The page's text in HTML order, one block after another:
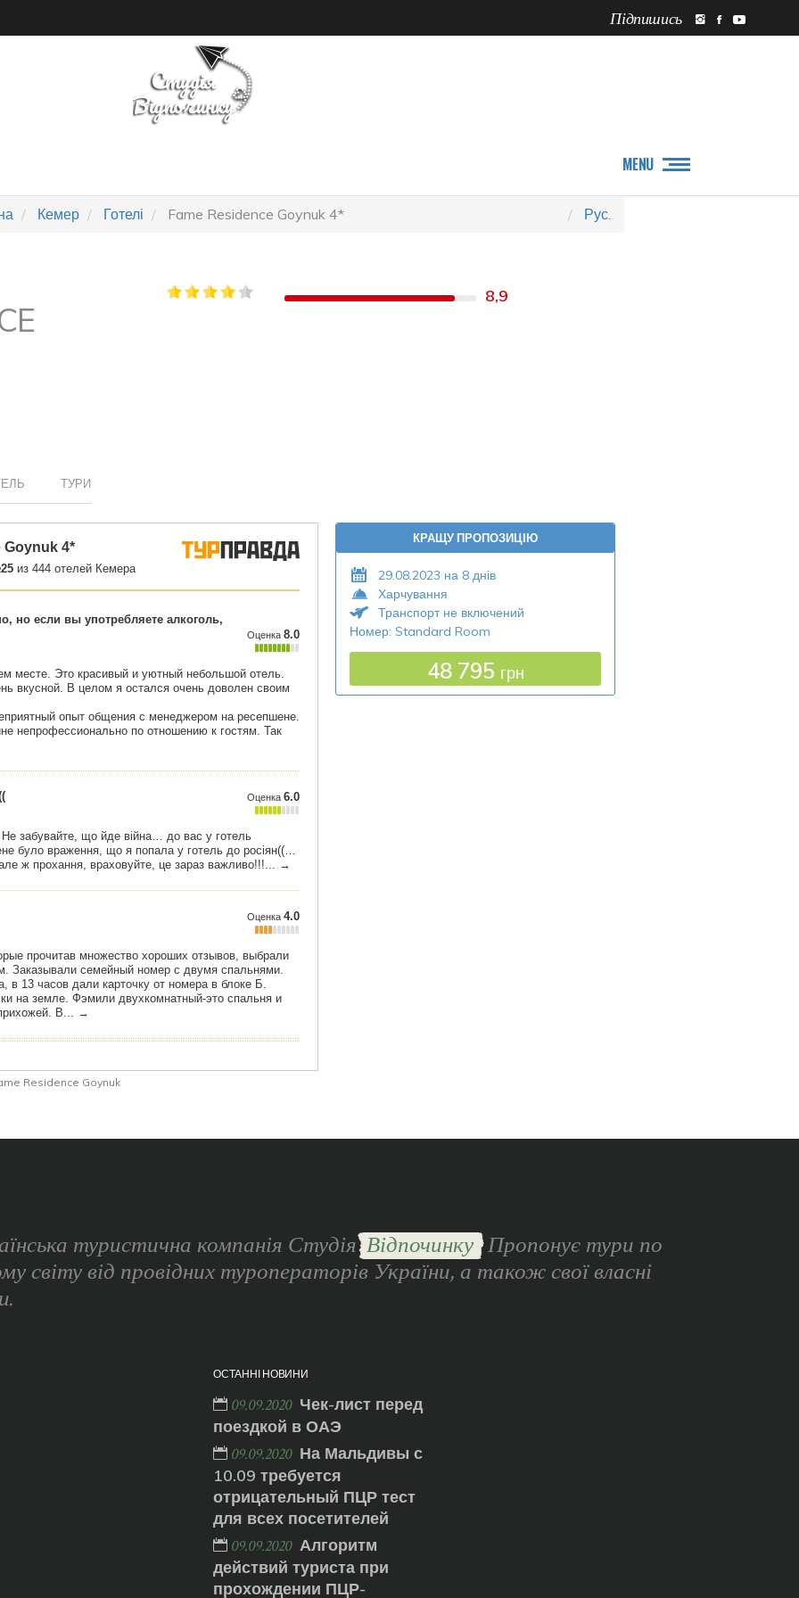
Підпишись
MENU
Кемер Готелі Fame Residence Goynuk 4* Рус.
8,9
ТУРИ
Residence Goynuk
КРАЩУ ПРОПОЗИЦІЮ
29.08.2023 на 8 днів
Харчування
Транспорт не включений
Номер: Standard Room
48 795 грн
туристична компанія СтудіяВідпочинку Пропонує тури по
світу від провідних туроператорів України, а також свої власні
ОСТАННІ НОВИНИ
09.09.2020 Чек-лист перед
поездкой в ОАЭ
09.09.2020 На Мальдивы с
10.09 требуется
отрицательный ПЦР тест
для всех посетителей
09.09.2020 Алгоритм
действий туриста при
прохождении ПЦР-